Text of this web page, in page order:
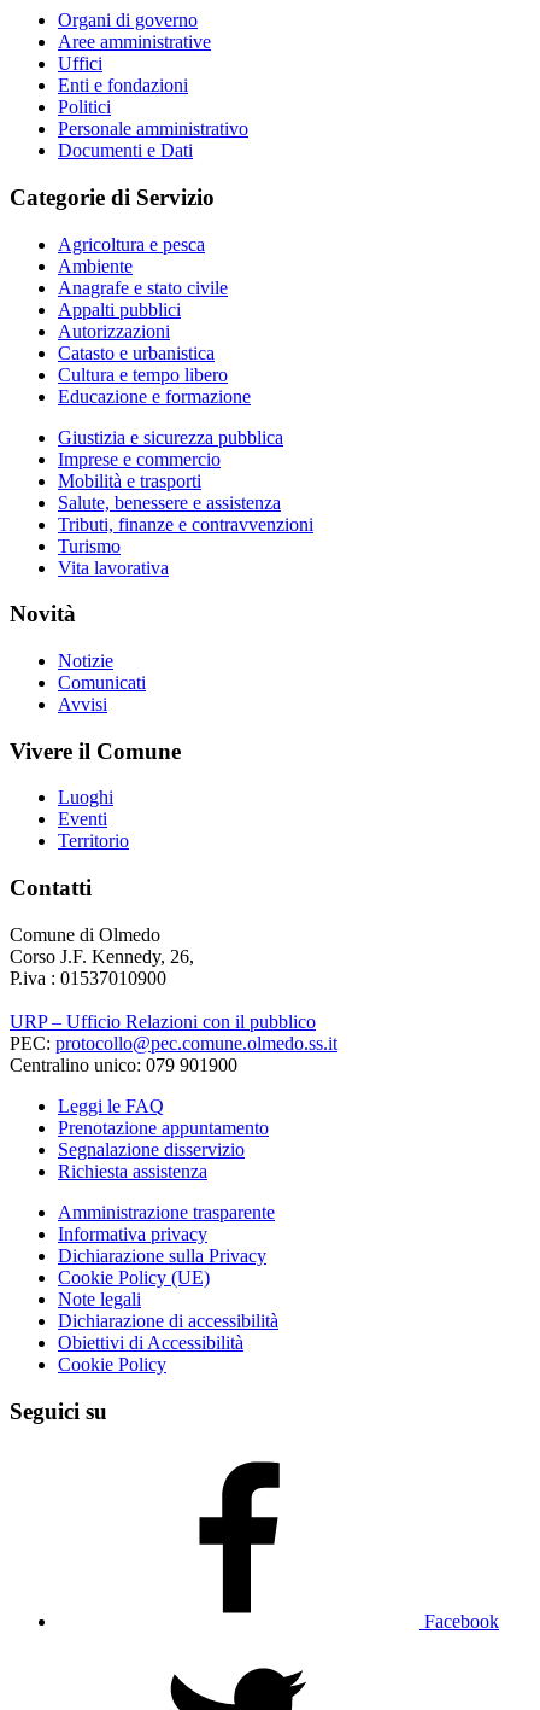
Organi di governo
Aree amministrative
Uffici
Enti e fondazioni
Politici
Personale amministrativo
Documenti e Dati
Categorie di Servizio
Agricoltura e pesca
Ambiente
Anagrafe e stato civile
Appalti pubblici
Autorizzazioni
Catasto e urbanistica
Cultura e tempo libero
Educazione e formazione
Giustizia e sicurezza pubblica
Imprese e commercio
Mobilità e trasporti
Salute, benessere e assistenza
Tributi, finanze e contravvenzioni
Turismo
Vita lavorativa
Novità
Notizie
Comunicati
Avvisi
Vivere il Comune
Luoghi
Eventi
Territorio
Contatti
Comune di Olmedo
Corso J.F. Kennedy, 26,
P.iva : 01537010900
URP – Ufficio Relazioni con il pubblico
PEC: protocollo@pec.comune.olmedo.ss.it
Centralino unico: 079 901900
Leggi le FAQ
Prenotazione appuntamento
Segnalazione disservizio
Richiesta assistenza
Amministrazione trasparente
Informativa privacy
Dichiarazione sulla Privacy
Cookie Policy (UE)
Note legali
Dichiarazione di accessibilità
Obiettivi di Accessibilità
Cookie Policy
Seguici su
Facebook